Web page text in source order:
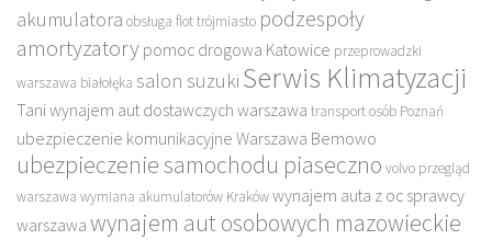
akumulatora obsługa flot trójmiasto podzespoły
amortyzatory pomoc drogowa Katowice przeprowadzki
warszawa białołęka salon suzuki Serwis Klimatyzacji
Tani wynajem aut dostawczych warszawa transport osób Poznań
ubezpieczenie komunikacyjne Warszawa Bemowo
ubezpieczenie samochodu piaseczno volvo przegląd
warszawa wymiana akumulatorów Krakówwynajem auta z oc sprawcy
warszawa wynajem aut osobowych mazowieckie